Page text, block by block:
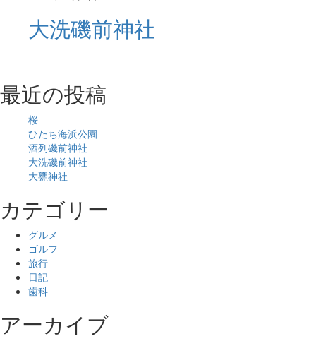
大洗磯前神社
最近の投稿
桜
ひたち海浜公園
酒列磯前神社
大洗磯前神社
大甕神社
カテゴリー
グルメ
ゴルフ
旅行
日記
歯科
アーカイブ